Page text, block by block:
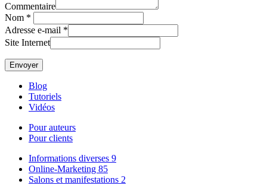
Commentaire
Nom *
Adresse e-mail *
Site Internet
Blog
Tutoriels
Vidéos
Pour auteurs
Pour clients
Informations diverses 9
Online-Marketing 85
Salons et manifestations 2